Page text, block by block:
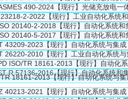
not specify the specific approach